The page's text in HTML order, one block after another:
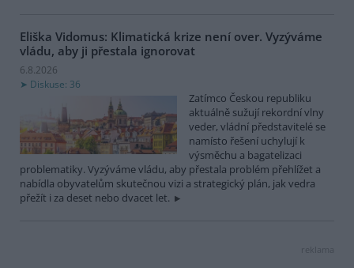
Eliška Vidomus: Klimatická krize není over. Vyzýváme
vládu, aby ji přestala ignorovat
6.8.2026
Diskuse: 36
Zatímco Českou republiku
aktuálně sužují rekordní vlny
veder, vládní představitelé se
namísto řešení uchylují k
výsměchu a bagatelizaci
problematiky. Vyzýváme vládu, aby přestala problém přehlížet a
nabídla obyvatelům skutečnou vizi a strategický plán, jak vedra
přežít i za deset nebo dvacet let.
reklama